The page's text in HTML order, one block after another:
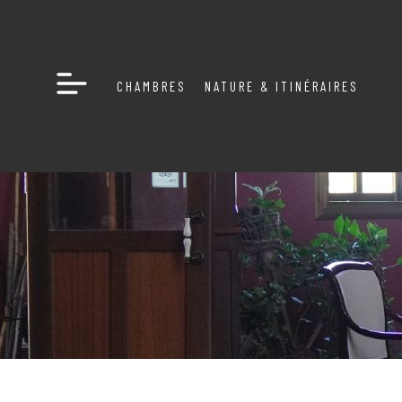
CHAMBRES NATURE & ITINÉRAIRES